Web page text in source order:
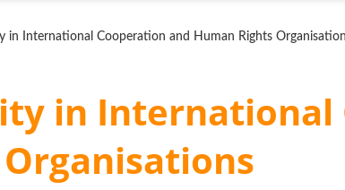
in International Cooperation and Human Rights
in International